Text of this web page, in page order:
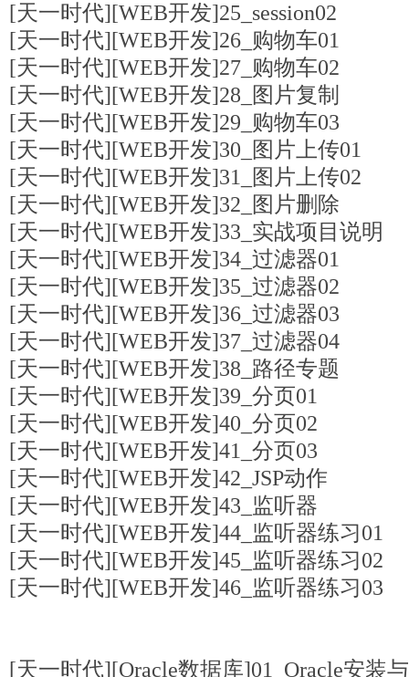
[天一时代][WEB开发]25_session02
[天一时代][WEB开发]26_购物车01
[天一时代][WEB开发]27_购物车02
[天一时代][WEB开发]28_图片复制
[天一时代][WEB开发]29_购物车03
[天一时代][WEB开发]30_图片上传01
[天一时代][WEB开发]31_图片上传02
[天一时代][WEB开发]32_图片删除
[天一时代][WEB开发]33_实战项目说明
[天一时代][WEB开发]34_过滤器01
[天一时代][WEB开发]35_过滤器02
[天一时代][WEB开发]36_过滤器03
[天一时代][WEB开发]37_过滤器04
[天一时代][WEB开发]38_路径专题
[天一时代][WEB开发]39_分页01
[天一时代][WEB开发]40_分页02
[天一时代][WEB开发]41_分页03
[天一时代][WEB开发]42_JSP动作
[天一时代][WEB开发]43_监听器
[天一时代][WEB开发]44_监听器练习01
[天一时代][WEB开发]45_监听器练习02
[天一时代][WEB开发]46_监听器练习03
[天一时代][Oracle数据库]01_Oracle安装